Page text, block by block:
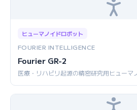
ヒューマノイドロボット
FOURIER INTELLIGENCE
Fourier GR-2
医療・リハビリ起源の精密研究用ヒューマ